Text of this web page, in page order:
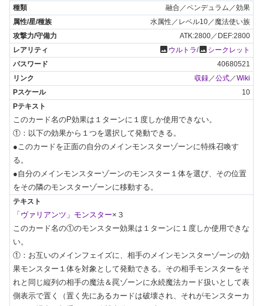
融合／ペンデュラム／効果
水属性／レベル10／魔法使い族
ATK:2800／DEF:2800
photo ウルトラ/photo シークレット
40680521
収録／公式／Wiki
10
このカード名のP効果は１ターンに１度しか使用できない。
①：以下の効果から１つを選択して発動できる。
●このカードを正面の自分のメインモンスターゾーンに特殊召喚す
る。
●自分のメインモンスターゾーンのモンスター１体を選び、その位置
をその隣のモンスターゾーンに移動する。
「ヴァリアンツ」モンスター×３
このカード名の①のモンスター効果は１ターンに１度しか使用できな
い。
①：お互いのメインフェイズに、相手のメインモンスターゾーンの効
果モンスター１体を対象として発動できる。その相手モンスターをそ
れと同じ縦列の相手の魔法＆罠ゾーンに永続魔法カード扱いとして表
側表示で置く（置く先にあるカードは破壊され、それがモンスターカ